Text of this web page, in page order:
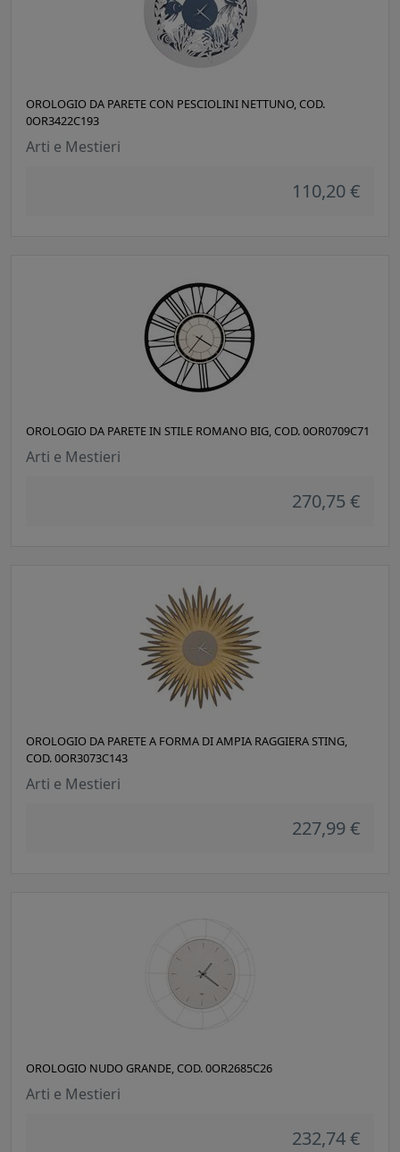
OROLOGIO DA PARETE CON PESCIOLINI NETTUNO, COD.
0OR3422C193
Arti e Mestieri
110,20 €
OROLOGIO DA PARETE IN STILE ROMANO BIG, COD. 0OR0709C71
Arti e Mestieri
270,75 €
OROLOGIO DA PARETE A FORMA DI AMPIA RAGGIERA STING,
COD. 0OR3073C143
Arti e Mestieri
227,99 €
OROLOGIO NUDO GRANDE, COD. 0OR2685C26
Arti e Mestieri
232,74 €